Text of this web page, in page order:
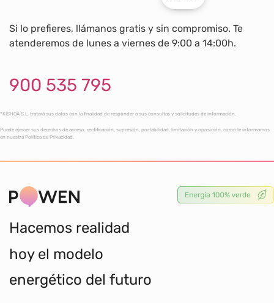
Si lo prefieres, llámanos gratis y sin compromiso. Te
atenderemos de lunes a viernes de 9:00 a 14:00h.
900 535 795
*KISHOA S.L. tratará sus datos con la finalidad de responder a sus consultas y solicitudes de información.
Puede ejercer sus derechos de acceso, rectificación, supresión, portabilidad, limitación y oposición, como le informamos
en nuestra Política de Privacidad.
Hacemos realidad
hoy el modelo
energético del futuro